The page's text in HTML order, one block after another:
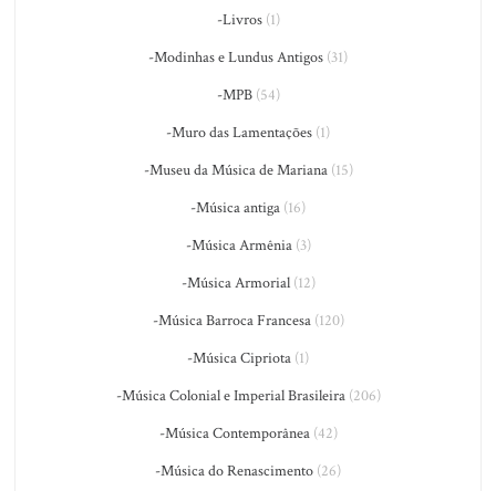
-Livros(1)
-Modinhas e Lundus Antigos (31)
-MPB(54)
-Muro das Lamentações (1)
-Museu da Música de Mariana(15)
-Música antiga (16)
-Música Armênia(3)
-Música Armorial(12)
-Música Barroca Francesa(120)
-Música Cipriota (1)
-Música Colonial e Imperial Brasileira(206)
-Música Contemporânea(42)
-Música do Renascimento (26)